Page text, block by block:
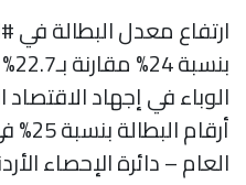
الوباء في إجهاد الاقتصاد
العام – دائرة الإحصاء